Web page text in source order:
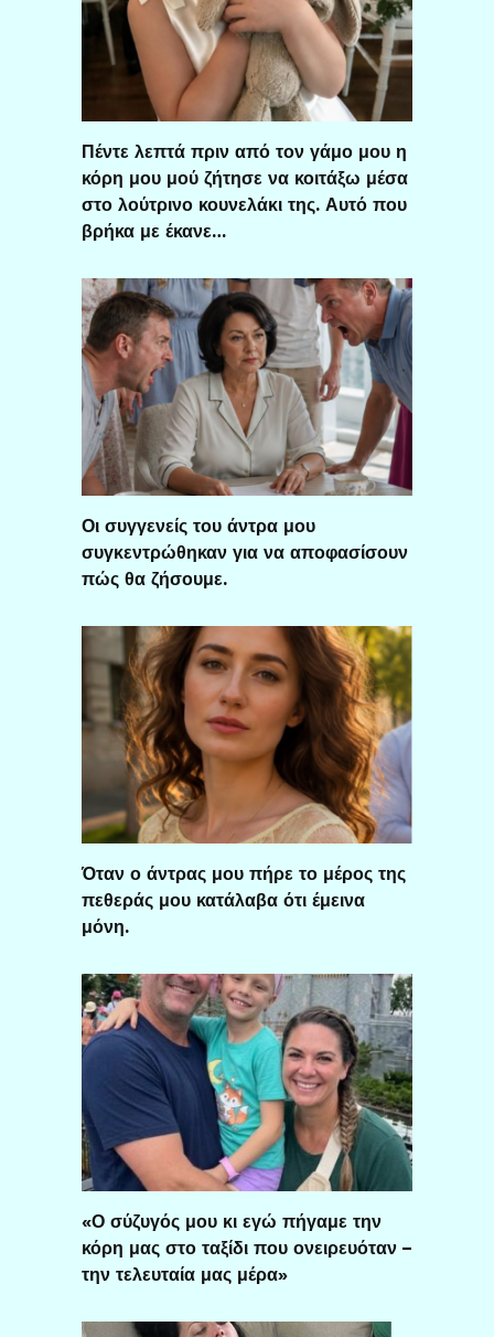
Πέντε λεπτά πριν από τον γάμο μου η
κόρη μου μού ζήτησε να κοιτάξω μέσα
στο λούτρινο κουνελάκι της. Αυτό που
βρήκα με έκανε…
Οι συγγενείς του άντρα μου
συγκεντρώθηκαν για να αποφασίσουν
πώς θα ζήσουμε.
Όταν ο άντρας μου πήρε το μέρος της
πεθεράς μου κατάλαβα ότι έμεινα
μόνη.
«Ο σύζυγός μου κι εγώ πήγαμε την
κόρη μας στο ταξίδι που ονειρευόταν –
την τελευταία μας μέρα»